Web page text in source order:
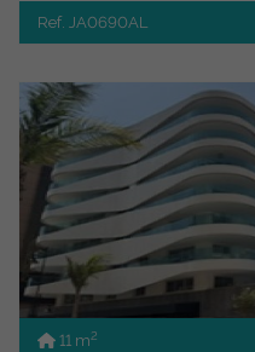
Ref. JA0690AL
11 m2